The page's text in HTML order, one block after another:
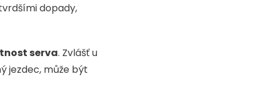
dopady,
serva. Zvlášť u
jezdec, může být